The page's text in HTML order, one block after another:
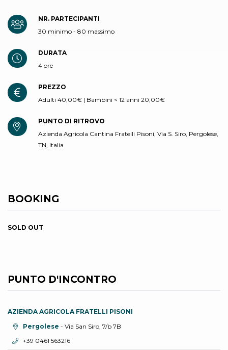
NR. PARTECIPANTI
30 minimo - 80 massimo
DURATA
4 ore
PREZZO
Adulti 40,00€ | Bambini < 12 anni 20,00€
PUNTO DI RITROVO
Azienda Agricola Cantina Fratelli Pisoni, Via S. Siro, Pergolese,
TN, Italia
BOOKING
SOLD OUT
PUNTO D'INCONTRO
AZIENDA AGRICOLA FRATELLI PISONI
Località:Pergolese - Via San Siro, 7/b 7B
Telefono:
+39 0461 563216